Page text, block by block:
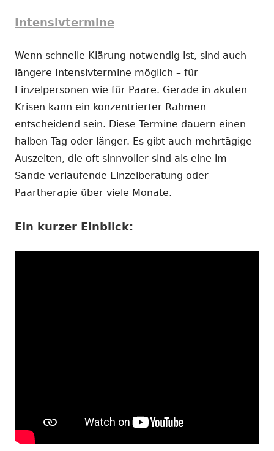
Intensivtermine
Wenn schnelle Klärung notwendig ist, sind auch
längere Intensivtermine möglich – für
Einzelpersonen wie für Paare. Gerade in akuten
Krisen kann ein konzentrierter Rahmen
entscheidend sein. Diese Termine dauern einen
halben Tag oder länger. Es gibt auch mehrtägige
Auszeiten, die oft sinnvoller sind als eine im
Sande verlaufende Einzelberatung oder
Paartherapie über viele Monate.
Ein kurzer Einblick: